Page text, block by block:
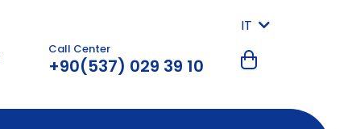
IT
Call Center
+90(537) 029 39 10